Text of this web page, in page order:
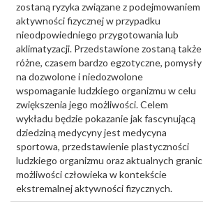
zostaną ryzyka związane z podejmowaniem
aktywności fizycznej w przypadku
nieodpowiedniego przygotowania lub
aklimatyzacji. Przedstawione zostaną także
różne, czasem bardzo egzotyczne, pomysły
na dozwolone i niedozwolone
wspomaganie ludzkiego organizmu w celu
zwiększenia jego możliwości. Celem
wykładu będzie pokazanie jak fascynującą
dziedziną medycyny jest medycyna
sportowa, przedstawienie plastyczności
ludzkiego organizmu oraz aktualnych granic
możliwości człowieka w kontekście
ekstremalnej aktywności fizycznych.